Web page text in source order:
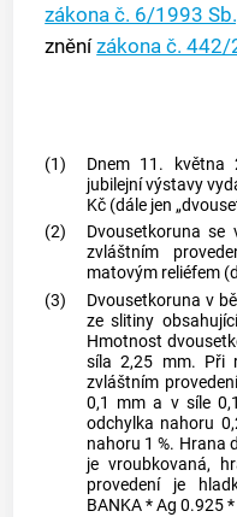
zákona č. 6/1993
zněnízákona č. 442/
(1)
Dnem 11. května
jubilejní výstavy
Kč (dále jen
(2)
Dvousetkoruna se
zvláštním
matovým reliéfem
(3)
Dvousetkoruna v
ze slitiny
Hmotnost
síla 2,25 mm. Při
zvláštním
0,1 mm a v síle
odchylka nahoru
nahoru 1 %. Hrana
je vroubkovaná,
provedení je
BANKA* Ag 0.925 *